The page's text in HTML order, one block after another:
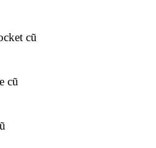
cũ
cũ